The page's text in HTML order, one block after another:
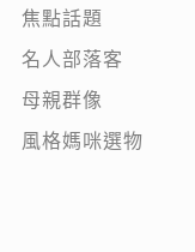
焦點話題
名人部落客
母親群像
風格媽咪選物